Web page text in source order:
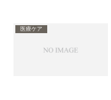
医療ケア